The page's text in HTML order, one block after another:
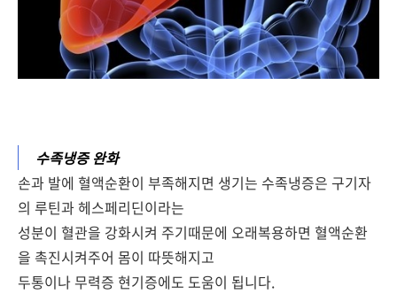
수족냉증 완화
손과 발에 혈액순환이 부족해지면 생기는 수족냉증은 구기자
의 루틴과 헤스페리딘이라는
성분이 혈관을 강화시켜 주기때문에 오래복용하면 혈액순환
을 촉진시켜주어 몸이 따뜻해지고
두통이나 무력증 현기증에도 도움이 됩니다.